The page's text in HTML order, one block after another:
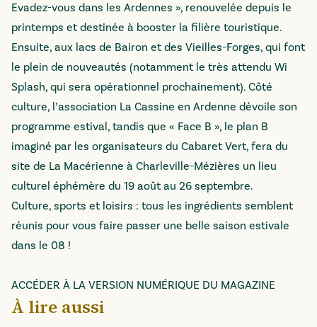
Evadez-vous dans les Ardennes », renouvelée depuis le
printemps et destinée à booster la filière touristique.
Ensuite, aux lacs de Bairon et des Vieilles-Forges, qui font
le plein de nouveautés (notamment le très attendu Wi
Splash, qui sera opérationnel prochainement). Côté
culture, l’association La Cassine en Ardenne dévoile son
programme estival, tandis que « Face B », le plan B
imaginé par les organisateurs du Cabaret Vert, fera du
site de La Macérienne à Charleville-Mézières un lieu
culturel éphémère du 19 août au 26 septembre.
Culture, sports et loisirs : tous les ingrédients semblent
réunis pour vous faire passer une belle saison estivale
dans le 08 !
ACCÉDER À LA VERSION NUMÉRIQUE DU MAGAZINE
À lire aussi